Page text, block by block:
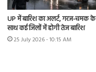
UP में बारिश का अलर्ट, गरज-चमक के
साथ कई जिलों में होगी तेज बारिश
25 July 2026 - 10:15 AM